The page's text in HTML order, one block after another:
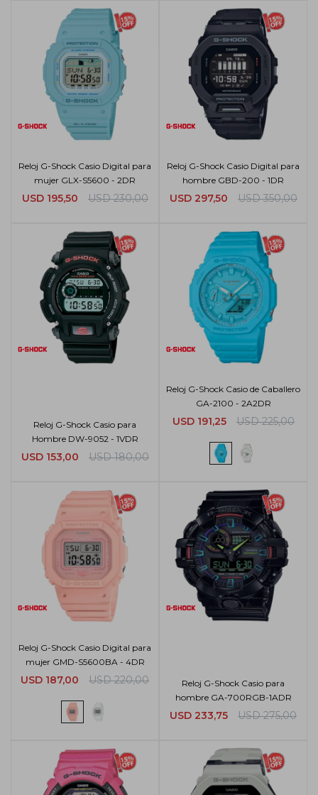
Reloj G-Shock Casio Digital para
mujer GLX-S5600 - 2DR
USD 195,50 USD 230,00
Reloj G-Shock Casio Digital para
hombre GBD-200 - 1DR
USD 297,50 USD 350,00
Reloj G-Shock Casio para
Hombre DW-9052 - 1VDR
USD 153,00 USD 180,00
Reloj G-Shock Casio de Caballero
GA-2100 - 2A2DR
USD 191,25 USD 225,00
Reloj G-Shock Casio Digital para
mujer GMD-S5600BA - 4DR
USD 187,00 USD 220,00
Reloj G-Shock Casio para
hombre GA-700RGB-1ADR
USD 233,75 USD 275,00